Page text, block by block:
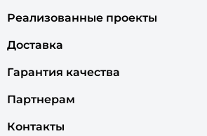
Реализованные проекты
Доставка
Гарантия качества
Партнерам
Контакты